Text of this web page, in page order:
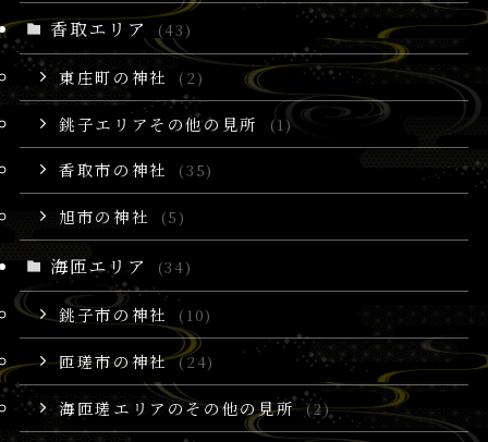
香取エリア (43)
東庄町の神社 (2)
銚子エリアその他の見所 (1)
香取市の神社 (35)
旭市の神社 (5)
海匝エリア (34)
銚子市の神社 (10)
匝瑳市の神社 (24)
海匝瑳エリアのその他の見所 (2)